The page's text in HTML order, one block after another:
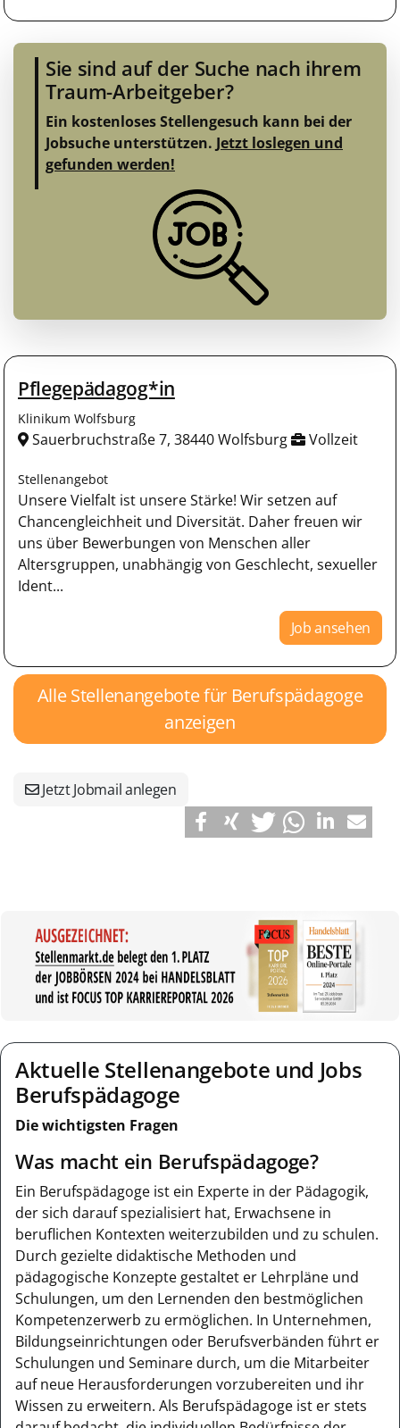
Sie sind auf der Suche nach ihrem
Traum-Arbeitgeber?
Ein kostenloses Stellengesuch kann bei der
Jobsuche unterstützen. Jetzt loslegen und
gefunden werden!
Pflegepädagog*in
Klinikum Wolfsburg
Sauerbruchstraße 7, 38440 Wolfsburg Vollzeit
Stellenangebot
Unsere Vielfalt ist unsere Stärke! Wir setzen auf
Chancengleichheit und Diversität. Daher freuen wir
uns über Bewerbungen von Menschen aller
Altersgruppen, unabhängig von Geschlecht, sexueller
Ident...
Job ansehen
Alle Stellenangebote für Berufspädagoge
anzeigen
Jetzt Jobmail anlegen
Aktuelle Stellenangebote und Jobs
Berufspädagoge
Die wichtigsten Fragen
Was macht ein Berufspädagoge?
Ein Berufspädagoge ist ein Experte in der Pädagogik,
der sich darauf spezialisiert hat, Erwachsene in
beruflichen Kontexten weiterzubilden und zu schulen.
Durch gezielte didaktische Methoden und
pädagogische Konzepte gestaltet er Lehrpläne und
Schulungen, um den Lernenden den bestmöglichen
Kompetenzerwerb zu ermöglichen. In Unternehmen,
Bildungseinrichtungen oder Berufsverbänden führt er
Schulungen und Seminare durch, um die Mitarbeiter
auf neue Herausforderungen vorzubereiten und ihr
Wissen zu erweitern. Als Berufspädagoge ist er stets